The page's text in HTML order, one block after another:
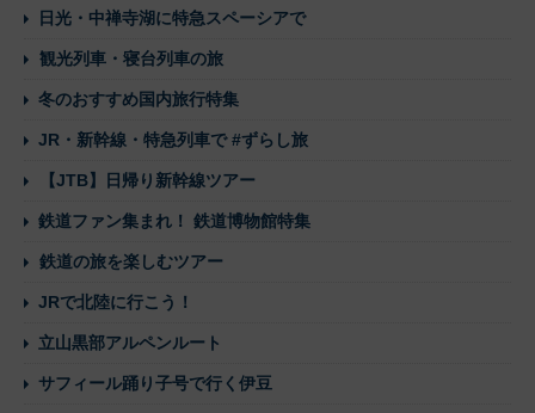
日光・中禅寺湖に特急スペーシアで
観光列車・寝台列車の旅
冬のおすすめ国内旅行特集
JR・新幹線・特急列車で #ずらし旅
【JTB】日帰り新幹線ツアー
鉄道ファン集まれ！ 鉄道博物館特集
鉄道の旅を楽しむツアー
JRで北陸に行こう！
立山黒部アルペンルート
サフィール踊り子号で行く伊豆